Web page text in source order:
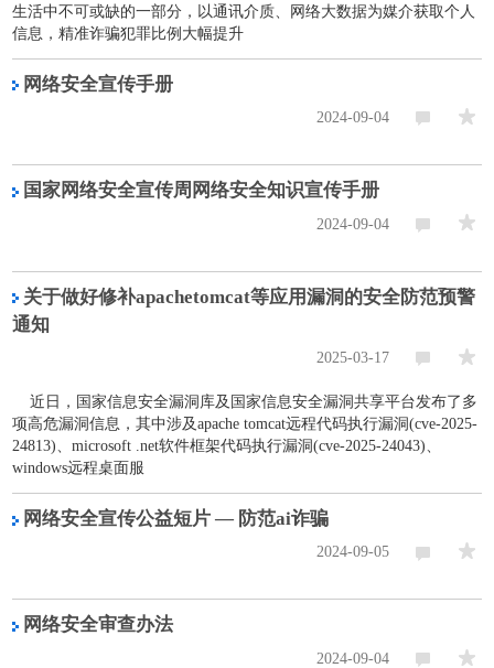
生活中不可或缺的一部分，以通讯介质、网络大数据为媒介获取个人
信息，精准诈骗犯罪比例大幅提升
网络安全宣传手册
2024-09-04
国家网络安全宣传周网络安全知识宣传手册
2024-09-04
关于做好修补apachetomcat等应用漏洞的安全防范预警
通知
2025-03-17
近日，国家信息安全漏洞库及国家信息安全漏洞共享平台发布了多
项高危漏洞信息，其中涉及apache tomcat远程代码执行漏洞(cve-2025-
24813)、microsoft .net软件框架代码执行漏洞(cve-2025-24043)、
windows远程桌面服
网络安全宣传公益短片 — 防范ai诈骗
2024-09-05
网络安全审查办法
2024-09-04